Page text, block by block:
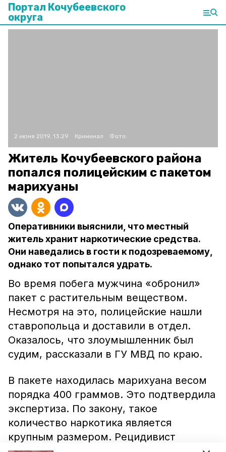
Портал Кочубеевского
округа
2 июня 2019, 13:29 Криминал Фото:
Житель Кочубеевского района
попался полицейским с пакетом
марихуаны
Оперативники выяснили, что местный
житель хранит наркотические средства.
Они наведались в гости к подозреваемому,
однако тот попытался удрать.
Во время побега мужчина «обронил»
пакет с растительным веществом.
Несмотря на это, полицейские нашли
ставропольца и доставили в отдел.
Оказалось, что злоумышленник был
судим, рассказали в ГУ МВД по краю.
В пакете находилась марихуана весом
порядка 400 граммов. Это подтвердила
экспертиза. По закону, такое
количество наркотика является
крупным размером. Рецидивист